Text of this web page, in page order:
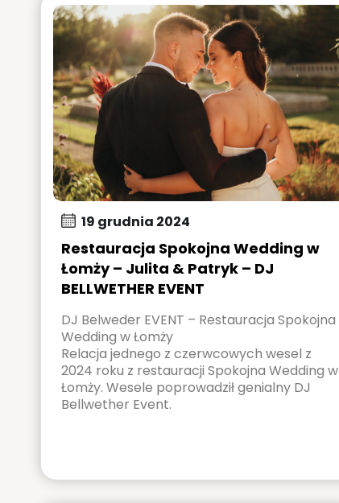
19 grudnia 2024
Restauracja Spokojna Wedding w
Łomży – Julita & Patryk – DJ
BELLWETHER EVENT
DJ Belweder EVENT – Restauracja Spokojna
Wedding w Łomży
Relacja jednego z czerwcowych wesel z
2024 roku z restauracji Spokojna Wedding w
Łomży. Wesele poprowadził genialny DJ
Bellwether Event.